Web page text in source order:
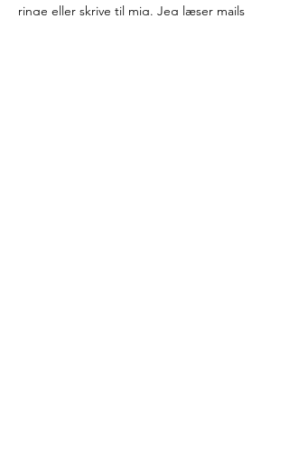
ringe eller skrive til mig. Jeg læser mails